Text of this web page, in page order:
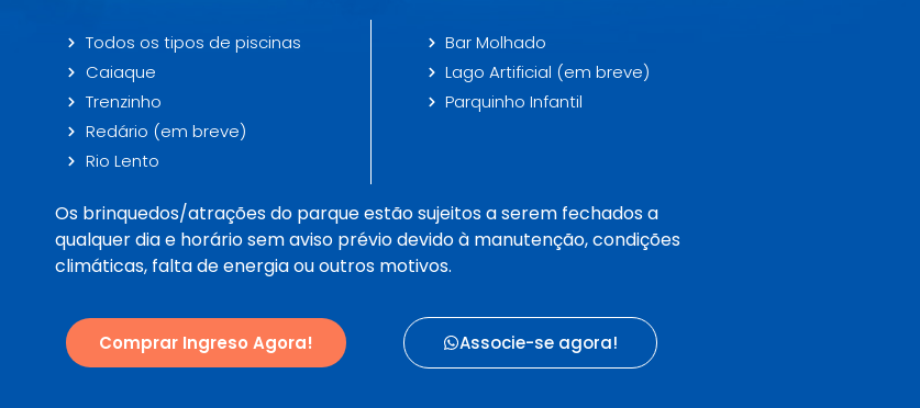
Todos os tipos de piscinas
Caiaque
Trenzinho
Redário (em breve)
Rio Lento
Bar Molhado
Lago Artificial (em breve)
Parquinho Infantil
Os brinquedos/atrações do parque estão sujeitos a serem fechados a
qualquer dia e horário sem aviso prévio devido à manutenção, condições
climáticas, falta de energia ou outros motivos.
Comprar Ingreso Agora! Associe-se agora!